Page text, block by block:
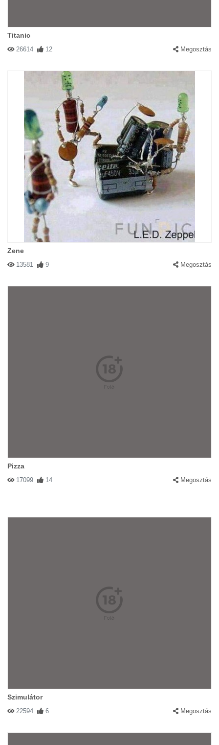
Titanic
26614 12 Megosztás
Zene
13581 9 Megosztás
Pizza
17099 14 Megosztás
Szimulátor
22594 6 Megosztás